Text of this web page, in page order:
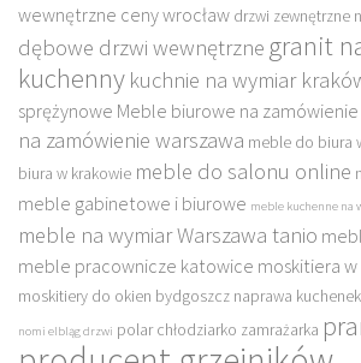
wewnętrzne ceny wrocław drzwi zewnętrzne
dębowe drzwi wewnętrzne granit
kuchenny kuchnie na wymiar
sprężynowe Meble biurowe na zamówienie
na zamówienie warszawa meble do biura
biura w krakowie meble do salonu online
meble gabinetowe i biurowe meble kuchenne na
meble na wymiar Warszawa tanio
meble pracownicze katowice moskitiera
moskitiery do okien bydgoszcz naprawa
nomi elbląg drzwi polar chłodziarko zamrażarka